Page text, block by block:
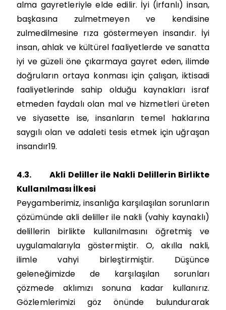
alma gayretleriyle elde edilir. İyi (irfanlı) insan,
başkasına zulmetmeyen ve kendisine
zulmedilmesine rıza göstermeyen insandır. İyi
insan, ahlak ve kültürel faaliyetlerde ve sanatta
iyi ve güzeli öne çıkarmaya gayret eden, ilimde
doğruların ortaya konması için çalışan, iktisadi
faaliyetlerinde sahip olduğu kaynakları israf
etmeden faydalı olan mal ve hizmetleri üreten
ve siyasette ise, insanların temel haklarına
saygılı olan ve adaleti tesis etmek için uğraşan
insandır19.
4.3. Akli Deliller ile Nakli Delillerin Birlikte
Kullanılması İlkesi
Peygamberimiz, insanlığa karşılaşılan sorunların
çözümünde akli deliller ile nakli (vahiy kaynaklı)
delillerin birlikte kullanılmasını öğretmiş ve
uygulamalarıyla göstermiştir. O, akılla nakli,
ilimle vahyi birleştirmiştir. Düşünce
geleneğimizde de karşılaşılan sorunları
çözmede aklımızı sonuna kadar kullanırız.
Gözlemlerimizi göz önünde bulundurarak